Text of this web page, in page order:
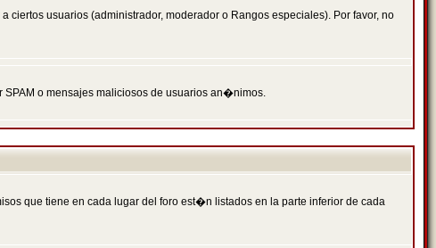
usuarios (administrador, moderador o Rangos especiales). Por favor, no
o mensajes maliciosos de usuarios an�nimos.
que tiene en cada lugar del foro est�n listados en la parte inferior de cada